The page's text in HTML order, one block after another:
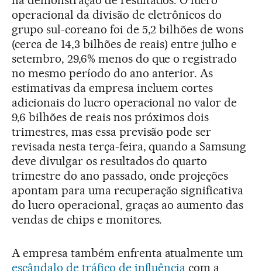
operacional da divisão de eletrônicos do
grupo sul-coreano foi de 5,2 bilhões de wons
(cerca de 14,3 bilhões de reais) entre julho e
setembro, 29,6% menos do que o registrado
no mesmo período do ano anterior. As
estimativas da empresa incluem cortes
adicionais do lucro operacional no valor de
9,6 bilhões de reais nos próximos dois
trimestres, mas essa previsão pode ser
revisada nesta terça-feira, quando a Samsung
deve divulgar os resultados do quarto
trimestre do ano passado, onde projeções
apontam para uma recuperação significativa
do lucro operacional, graças ao aumento das
vendas de chips e monitores.
A empresa também enfrenta atualmente um
escândalo de tráfico de influência com a